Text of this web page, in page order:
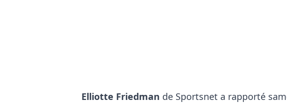
Elliotte Friedman de Sportsnet a rapporté